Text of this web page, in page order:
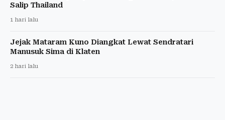
Salip Thailand
1 hari lalu
Jejak Mataram Kuno Diangkat Lewat Sendratari
Manusuk Sima di Klaten
2 hari lalu